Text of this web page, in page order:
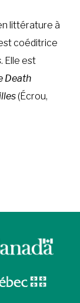
littérature à
coéditrice
. Elle est
Death
(Écrou,